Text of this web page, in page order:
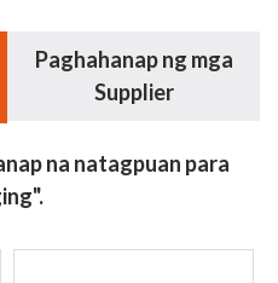
Paghahanap ng mga
Supplier
na natagpuan para